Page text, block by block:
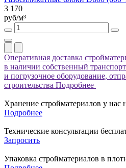
3 170
руб/м³
Оперативная доставка
в наличии собственный транспорт
и погрузочное оборудование,
строительства Подробнее
Хранение стройматериалов у нас
Подробнее
Технические консультации
Запросить
Упаковка стройматериалов в